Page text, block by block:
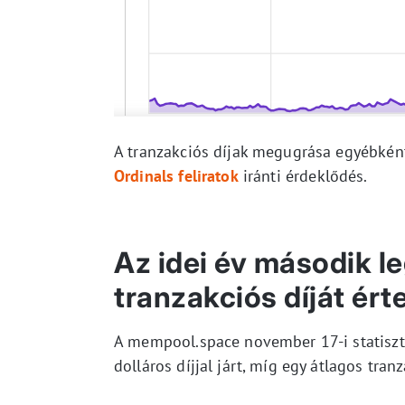
A tranzakciós díjak megugrása
Ordinals feliratokiránti érdeklődés.
Az idei év második
tranzakciós díját
A mempool.space november 17-i
dolláros díjjal járt, míg egy átlagos